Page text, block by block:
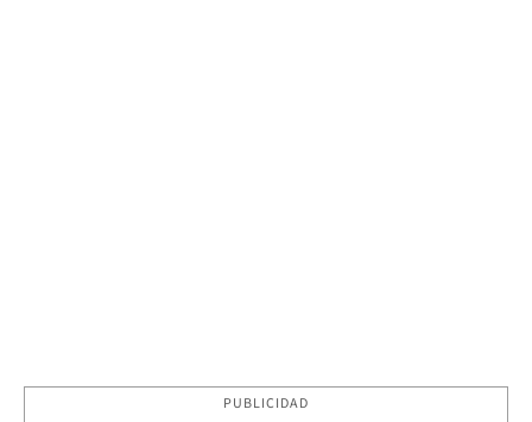
PUBLICIDAD